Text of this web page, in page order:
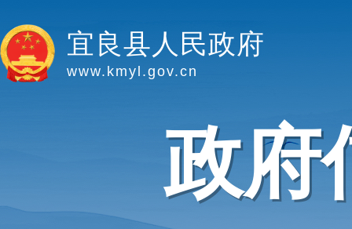
宜良县人民政府
www.kmyl.gov.cn
政府